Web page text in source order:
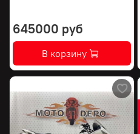
645000 руб
В корзину